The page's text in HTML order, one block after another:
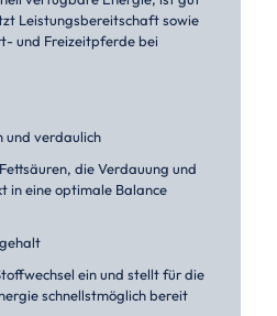
Leistungsbereitschaft sowie
und Freizeitpferde bei
und verdaulich
die Verdauung und
in eine optimale Balance
ein und stellt für die
schnellstmöglich bereit